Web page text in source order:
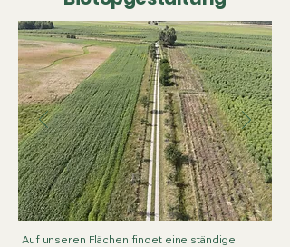
Auf unseren Flächen findet eine ständige